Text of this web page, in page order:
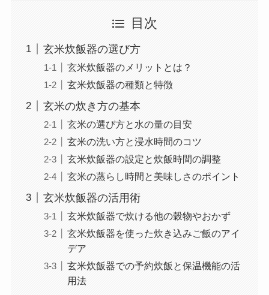
目次
玄米炊飯器の選び方
玄米炊飯器のメリットとは？
玄米炊飯器の種類と特徴
玄米の炊き方の基本
玄米の選び方と水の量の目安
玄米の洗い方と浸水時間のコツ
玄米炊飯器の設定と炊飯時間の調整
玄米の蒸らし時間と美味しさのポイント
玄米炊飯器の活用術
玄米炊飯器で炊ける他の穀物やおかず
玄米炊飯器を使った炊き込みご飯のアイ
デア
玄米炊飯器での予約炊飯と保温機能の活
用法